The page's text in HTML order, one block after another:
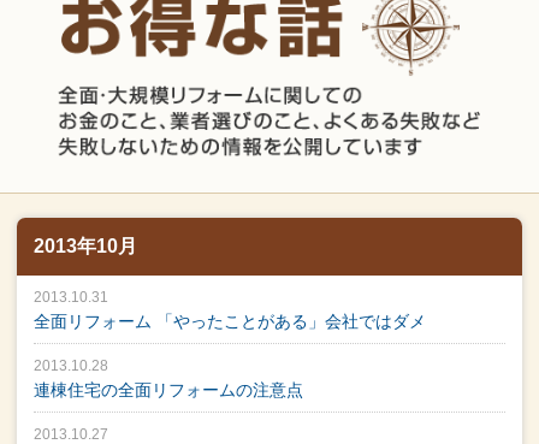
2013年10月
2013.10.31
全面リフォーム 「やったことがある」会社ではダメ
2013.10.28
連棟住宅の全面リフォームの注意点
2013.10.27